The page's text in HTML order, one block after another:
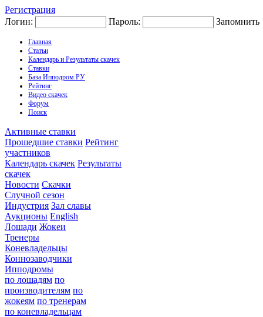
Регистрация
Логин:
Пароль: Запомнить
Главная
Статьи
Календарь и Результаты скачек
Ставки
База Ипподром.РУ
Рейтинг
Видео скачек
Форум
Поиск
Активные ставки
Прошедшие ставки Рейтинг
участников
Календарь скачек Результаты
скачек
Новости Скачки
Случной сезон
Индустрия Зал славы
Аукционы English
Лошади Жокеи
Тренеры
Коневладельцы
Коннозаводчики
Ипподромы
по лошадям по
производителям по
жокеям по тренерам
по коневладельцам